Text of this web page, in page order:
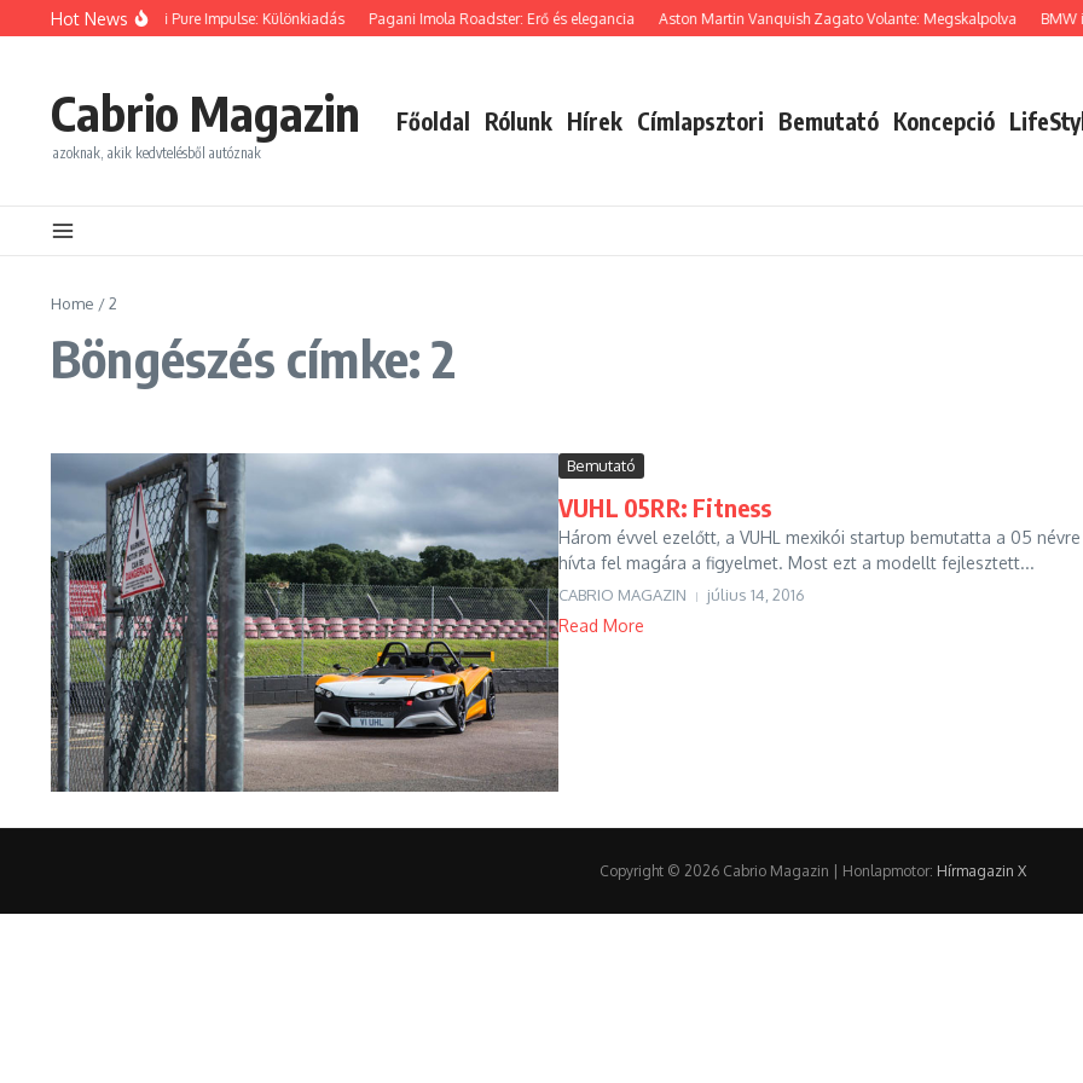
Ugrás a tartalomhoz
Hot News
BMW Z4 M40i Pure Impulse: Különkiadás Pagani Imola Roadster: Erő és elegancia Aston Martin Vanquish Zagato Volante: Megskalpolva BMW
Cabrio Magazin
azoknak, akik kedvtelésből autóznak
Főoldal Rólunk Hírek Címlapsztori Bemutató Koncepció
Home /2
Böngészés címke: 2
Bemutató
VUHL 05RR: Fitness
Három évvel ezelőtt, a VUHL mexikói startup bemutatta a 05
hívta fel magára a figyelmet. Most ezt a modellt fejlesztett...
CABRIO MAGAZIN július 14, 2016
Read More
Copyright © 2026 Cabrio Magazin | Honlapmotor: Hírmagazin X